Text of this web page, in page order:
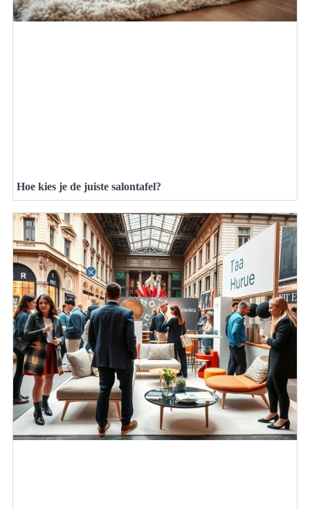
Hoe kies je de juiste salontafel?